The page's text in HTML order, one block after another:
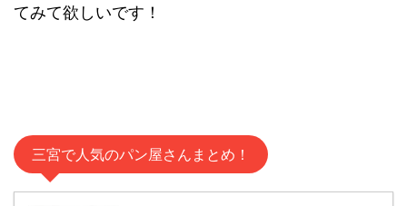
てみて欲しいです！
三宮で人気のパン屋さんまとめ！